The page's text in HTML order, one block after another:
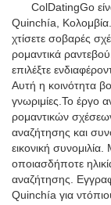
ColDatingGo
Quinchía,
χτίσετε σοβαρές
ρομαντικά
επιλέξτε
Αυτή η κοινότητα
γνωριμίες.Το έργο
ρομαντικών
αναζήτησης και
εικονική
οποιασδήποτε
αναζήτησης.
Quinchía για